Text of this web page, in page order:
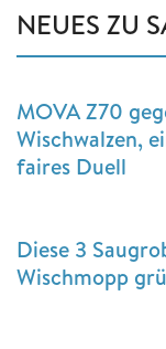
NEUES ZU
MOVA Z70
Wischwalzen,
faires Duell
Diese 3
Wischmopp